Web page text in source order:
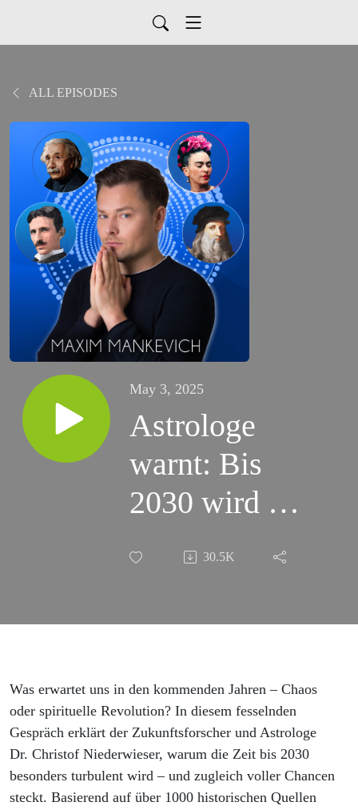
ALL EPISODES
May 3, 2025
Astrologe
warnt: Bis
2030 wird es
turbulent! |
Niederwieser
30.5K
Was erwartet uns in den kommenden Jahren – Chaos
oder spirituelle Revolution? In diesem fesselnden
Gespräch erklärt der Zukunftsforscher und Astrologe
Dr. Christof Niederwieser, warum die Zeit bis 2030
besonders turbulent wird – und zugleich voller Chancen
steckt. Basierend auf über 1000 historischen Quellen